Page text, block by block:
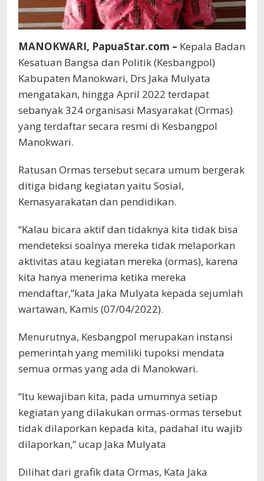
MANOKWARI, PapuaStar.com – Kepala Badan
Kesatuan Bangsa dan Politik (Kesbangpol)
Kabupaten Manokwari, Drs Jaka Mulyata
mengatakan, hingga April 2022 terdapat
sebanyak 324 organisasi Masyarakat (Ormas)
yang terdaftar secara resmi di Kesbangpol
Manokwari.
Ratusan Ormas tersebut secara umum bergerak
ditiga bidang kegiatan yaitu Sosial,
Kemasyarakatan dan pendidikan.
“Kalau bicara aktif dan tidaknya kita tidak bisa
mendeteksi soalnya mereka tidak melaporkan
aktivitas atau kegiatan mereka (ormas), karena
kita hanya menerima ketika mereka
mendaftar,”kata Jaka Mulyata kepada sejumlah
wartawan, Kamis (07/04/2022).
Menurutnya, Kesbangpol merupakan instansi
pemerintah yang memiliki tupoksi mendata
semua ormas yang ada di Manokwari.
“Itu kewajiban kita, pada umumnya setiap
kegiatan yang dilakukan ormas-ormas tersebut
tidak dilaporkan kepada kita, padahal itu wajib
dilaporkan,” ucap Jaka Mulyata
Dilihat dari grafik data Ormas, Kata Jaka